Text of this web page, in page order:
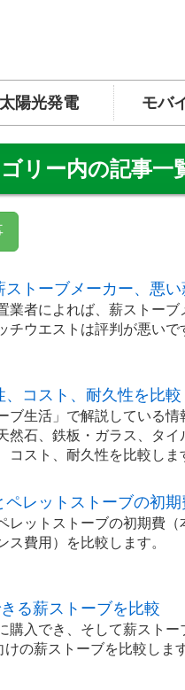
太陽光発電 モバ
リー内の記事一
ストーブメーカー、悪
業者によれば、薪ストー
チウエストは評判が悪いで
、コスト、耐久性を比較
ブ生活」で解説している情
然石、鉄板・ガラス、タ
コスト、耐久性を比較しま
ペレットストーブの初
レットストーブの初期費
ス費用）を比較します。
る薪ストーブを比較
購入でき、そして薪ストー
の薪ストーブを比較します